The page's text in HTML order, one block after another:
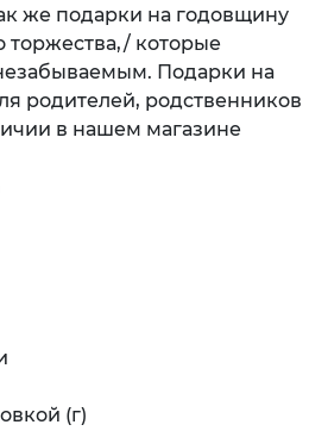
же подарки на годовщину
торжества,/ которые
Подарки на
родителей, родственников
в нашем магазине
(г)